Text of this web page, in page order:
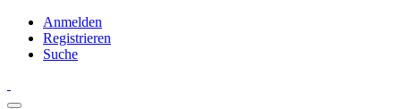
Anmelden
Registrieren
Suche